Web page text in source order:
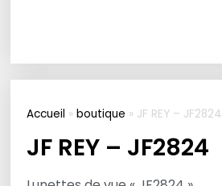
Accueil »boutique » JF REY – JF2824
JF REY – JF2824